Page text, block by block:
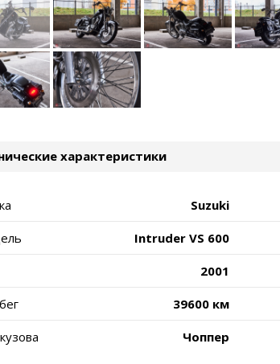
характеристики
Suzuki
Intruder VS 600
2001
39600 км
Чоппер